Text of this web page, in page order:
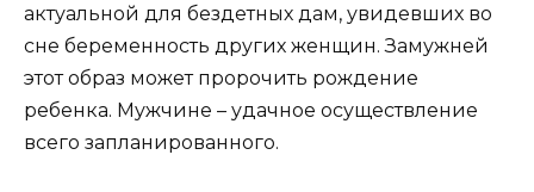
актуальной для бездетных дам, увидевших во
сне беременность других женщин. Замужней
этот образ может пророчить рождение
ребенка. Мужчине – удачное осуществление
всего запланированного.